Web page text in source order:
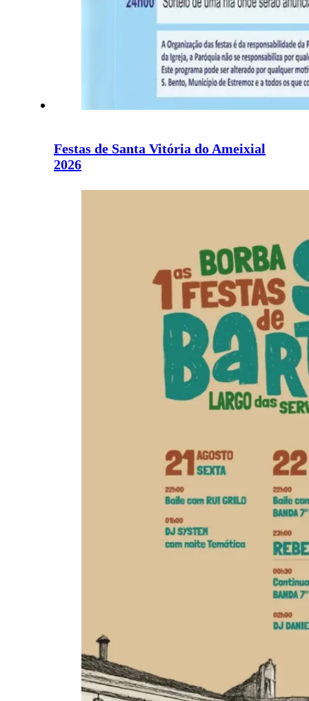
Festas de Santa Vitória do Ameixial
2026